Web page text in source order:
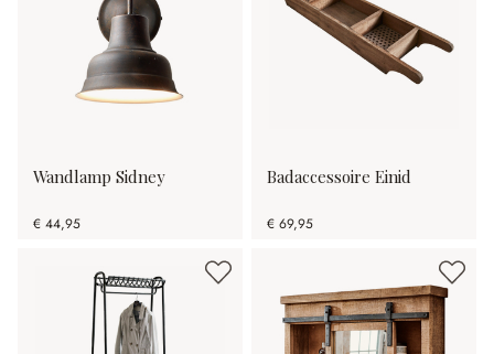
Wandlamp Sidney
€ 44,95
Badaccessoire Einid
€ 69,95